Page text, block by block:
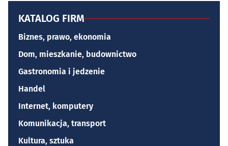
KATALOG FIRM
Biznes, prawo, ekonomia
Dom, mieszkanie, budownictwo
Gastronomia i jedzenie
Handel
Internet, komputery
Komunikacja, transport
Kultura, sztuka